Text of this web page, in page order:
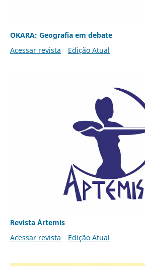
OKARA: Geografia em debate
Acessar revista
Edição Atual
Revista Ártemis
Acessar revista
Edição Atual